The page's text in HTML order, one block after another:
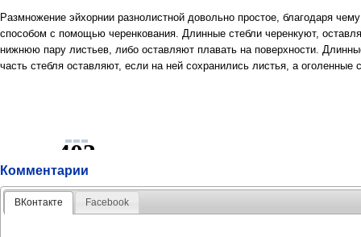
Размножение эйхорнии разнолистной довольно простое, благодаря
способом с помощью черенкования. Длинные стебли черенкуют,
нижнюю пару листьев, либо оставляют плавать на поверхности.
часть стебля оставляют, если на ней сохранились листья, а оголенные
Комментарии
ВКонтакте Facebook